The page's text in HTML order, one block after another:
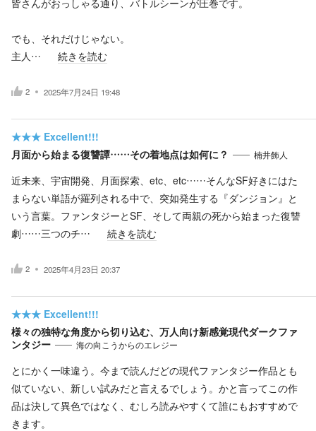
でも、それだけじゃない。
主人…
続きを読む
2 2025年7月24日 19:48
★★★ Excellent!!!
月面から始まる復讐譚……その着地点は如何に？
楠井飾人
近未来、宇宙開発、月面探索、etc、etc……そんなSF好きにはた
まらない単語が羅列される中で、突如発生する『ダンジョン』と
いう言葉。ファンタジーとSF、そして両親の死から始まった復讐
劇……三つのチ…
続きを読む
2 2025年4月23日 20:37
★★★ Excellent!!!
様々の独特な角度から切り込む、万人向け新感覚現代ダークファ
ンタジー
海の向こうからのエレジー
とにかく一味違う。今まで読んだどの現代ファンタジー作品とも
似ていない、新しい試みだと言えるでしょう。かと言ってこの作
品は決して異色ではなく、むしろ読みやすくて誰にもおすすめで
きます。